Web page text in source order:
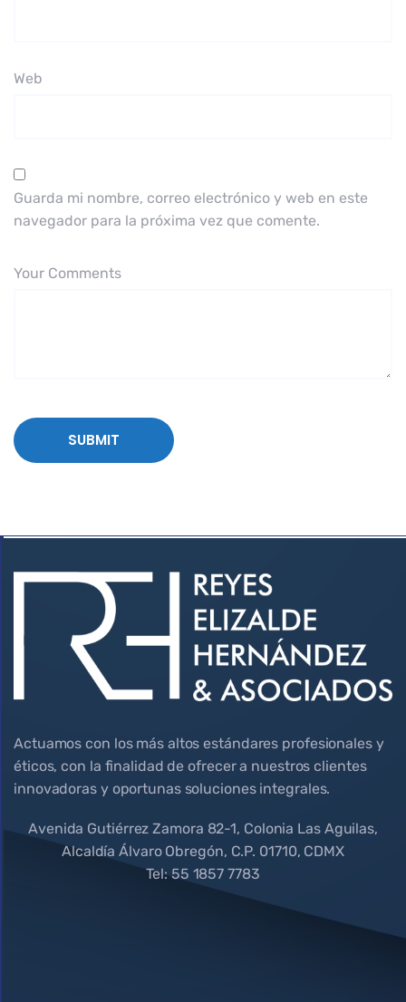
Web
Guarda mi nombre, correo electrónico y web en este
navegador para la próxima vez que comente.
Your Comments
Actuamos con los más altos estándares profesionales y
éticos, con la finalidad de ofrecer a nuestros clientes
innovadoras y oportunas soluciones integrales.
Avenida Gutiérrez Zamora 82-1, Colonia Las Aguilas,
Alcaldía Álvaro Obregón, C.P. 01710, CDMX
Tel: 55 1857 7783